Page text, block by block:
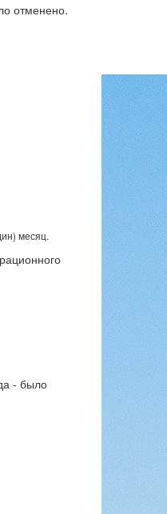
отменено.
месяц.
- было